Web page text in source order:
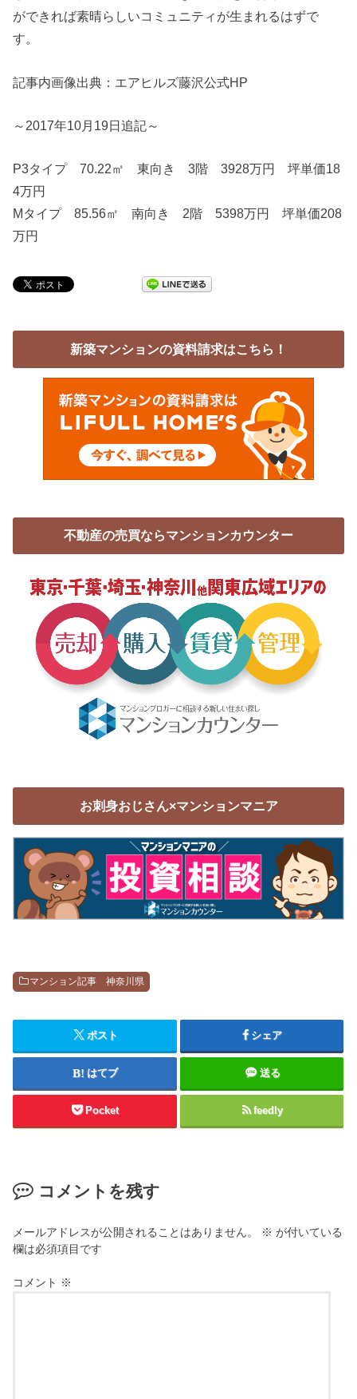
ができれば素晴らしいコミュニティが生まれるはずで
す。
記事内画像出典：エアヒルズ藤沢公式HP
～2017年10月19日追記～
P3タイプ 70.22㎡ 東向き 3階 3928万円 坪単価18
4万円
Mタイプ 85.56㎡ 南向き 2階 5398万円 坪単価208
万円
新築マンションの資料請求はこちら！
不動産の売買ならマンションカウンター
お刺身おじさん×マンションマニア
マンション記事 神奈川県
ポスト シェア
はてブ 送る
Pocket feedly
コメントを残す
メールアドレスが公開されることはありません。 ※ が付いている
欄は必須項目です
コメント ※